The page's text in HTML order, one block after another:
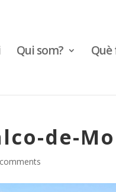
Qui som? Què
de-